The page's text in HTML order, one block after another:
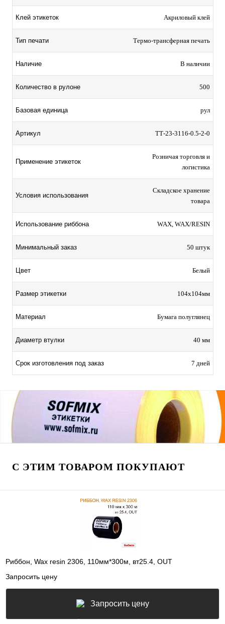
Клей этикеток Акриловый клей
Тип печати Термо-трансферная печать
Наличие В наличии
Количество в рулоне 500
Базовая единица рул
Артикул TТ-23-3116-0.5-2-0
Применение этикеток
Розничая торговля и
логистика
Условия использования
Складское хранение
товара
Использование риббона WAX, WAX/RESIN
Минимальный заказ 50 штук
Цвет Белый
Размер этикетки 104х104мм
Материал Бумага полуглянец
Диаметр втулки 40 мм
Срок изготовления под заказ 7 дней
С ЭТИМ ТОВАРОМ ПОКУПАЮТ
Риббон, Wax resin 2306, 110мм*300м, вт25.4, OUT
Запросить цену
Запросить цену